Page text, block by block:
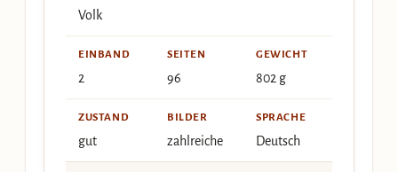
Volk
EINBAND
2
SEITEN
96
GEWICHT
802 g
ZUSTAND
gut
BILDER
zahlreiche
SPRACHE
Deutsch